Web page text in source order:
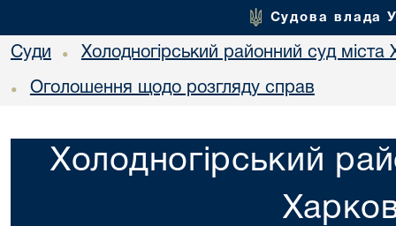
Судова влада
Суди • Холодногірський районний суд міста
• Оголошення щодо розгляду справ
Холодногірський